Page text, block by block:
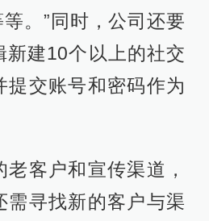
。”同时，公司还要
新建10个以上的社交
提交账号和密码作为
客户和宣传渠道，
需寻找新的客户与渠